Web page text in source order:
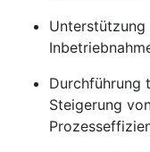
Durchführung
Steigerung